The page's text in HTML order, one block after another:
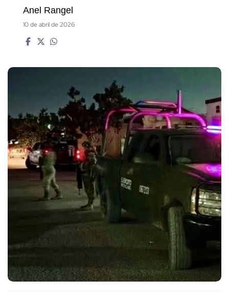
Anel Rangel
10 de abril de 2026